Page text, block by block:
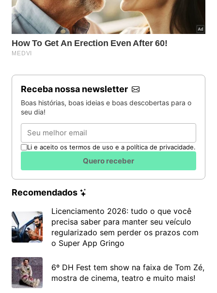
Receba nossa newsletter
Boas histórias, boas ideias e boas descobertas para o
seu dia!
Email
Li e aceito os termos de uso e a política de privacidade.
Quero receber
Recomendados
Licenciamento 2026: tudo o que você
precisa saber para manter seu veículo
regularizado sem perder os prazos com
o Super App Gringo
6º DH Fest tem show na faixa de Tom Zé,
mostra de cinema, teatro e muito mais!